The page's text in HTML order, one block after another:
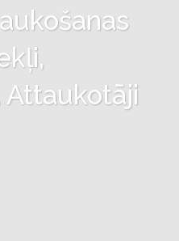
Attaukotāji